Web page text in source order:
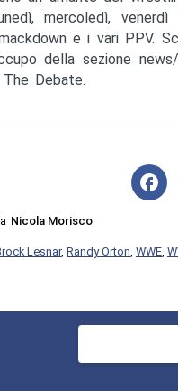
mercoledì,
e i vari PPV.
della sezione
Debate.
Nicola Morisco
Lesnar, Randy Orton WWE